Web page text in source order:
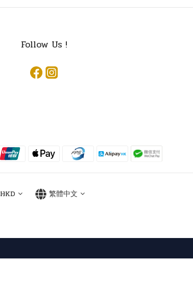
Follow Us !
HKD 繁體中文